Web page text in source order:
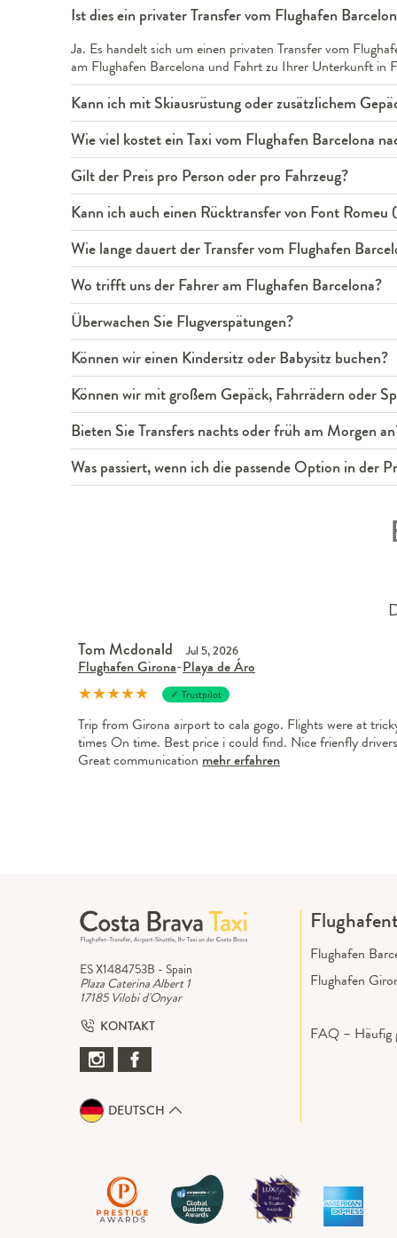
Ist dies ein privater Transfer vom Flughafen
Ja. Es handelt sich um einen privaten Transfer vom
am Flughafen Barcelona und Fahrt zu Ihrer Unterkunft in
Kann ich mit Skiausrüstung oder zusätzlichem
Wie viel kostet ein Taxi vom Flughafen Barcelona
Gilt der Preis pro Person oder pro Fahrzeug?
Kann ich auch einen Rücktransfer von Font
Wie lange dauert der Transfer vom Flughafen
Wo trifft uns der Fahrer am Flughafen Barcelona?
Überwachen Sie Flugverspätungen?
Können wir einen Kindersitz oder Babysitz buchen?
Können wir mit großem Gepäck, Fahrrädern oder
Bieten Sie Transfers nachts oder früh am Morgen
Was passiert, wenn ich die passende Option in der
Tom Mcdonald Jul 5, 2026
Flughafen Girona-Playa de Áro
★★★★★ ✓ Trustpilot
Trip from Girona airport to cala gogo. Flights were at
times On time. Best price i could find. Nice frienfly
Great communication mehr erfahren
ES X1484753B - Spain
Plaza Caterina Albert 1
17185 Vilobi d'Onyar
KONTAKT
DEUTSCH
Flughafen
Flughafen
FAQ – Häufig